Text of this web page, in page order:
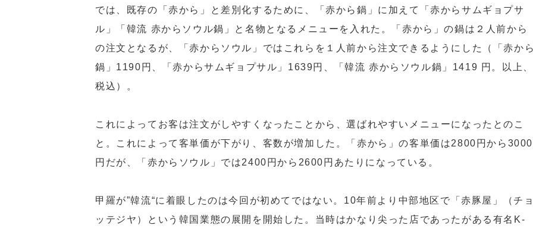
では、既存の「赤から」と差別化するために、「赤から鍋」に加えて「赤からサムギョプサ
ル」「韓流 赤からソウル鍋」と名物となるメニューを入れた。「赤から」の鍋は２人前から
の注文となるが、「赤からソウル」ではこれらを１人前から注文できるようにした（「赤か
鍋」1190円、「赤からサムギョプサル」1639円、「韓流 赤からソウル鍋」1419 円。以上、
税込）。
これによってお客は注文がしやすくなったことから、選ばれやすいメニューになったとのこ
と。これによって客単価が下がり、客数が増加した。「赤から」の客単価は2800円から3000
円だが、「赤からソウル」では2400円から2600円あたりになっている。
甲羅が”韓流“に着眼したのは今回が初めてではない。10年前より中部地区で「赤豚屋」（チ
ッテジヤ）という韓国業態の展開を開始した。当時はかなり尖った店であったがある有名K-